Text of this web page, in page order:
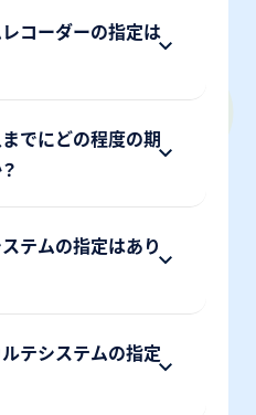
コーダーの指定は
でにどの程度の期
テムの指定はあり
テシステムの指定